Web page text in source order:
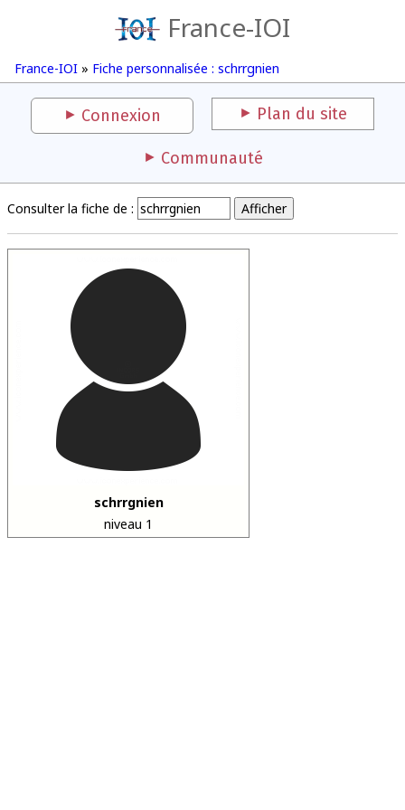
France-IOI
France-IOI » Fiche personnalisée : schrrgnien
Connexion Plan du site
Communauté
Consulter la fiche de :
schrrgnien
niveau 1